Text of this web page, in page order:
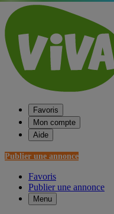
Favoris
Mon compte
Aide
Publier une annonce
Favoris
Publier une annonce
Menu